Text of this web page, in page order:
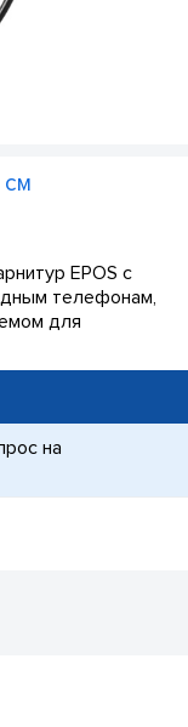
EPOS с
телефонам,
для
на